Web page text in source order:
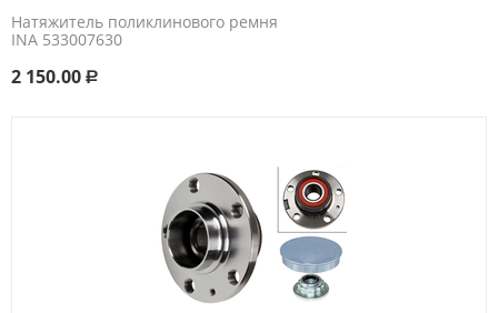
Натяжитель поликлинового ремня
INA 533007630
2 150.00 Р